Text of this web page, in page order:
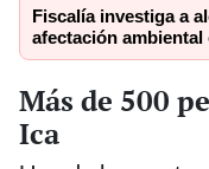
Fiscalía investiga a
afectación ambiental
Más de 500
Ica